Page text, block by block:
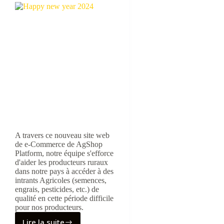
A travers ce nouveau site web
de e-Commerce de AgShop
Platform, notre équipe s'efforce
d'aider les producteurs ruraux
dans notre pays à accéder à des
intrants Agricoles (semences,
engrais, pesticides, etc.) de
qualité en cette période difficile
pour nos producteurs.
Lire la suite